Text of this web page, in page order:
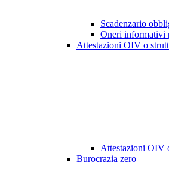
Scadenzario
Oneri informativi
Attestazioni OIV o
Attestazioni OIV
Burocrazia zero